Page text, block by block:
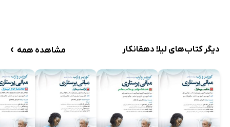
دیگر کتاب‌های لیلا دهقانکار مشاهده همه ›